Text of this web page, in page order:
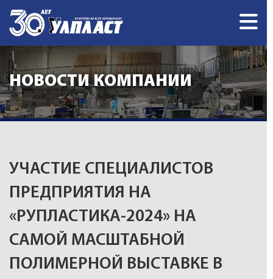
НОВОСТИ КОМПАНИИ
УЧАСТИЕ СПЕЦИАЛИСТОВ
ПРЕДПРИЯТИЯ НА
«РУПЛАСТИКА-2024» НА
САМОЙ МАСШТАБНОЙ
ПОЛИМЕРНОЙ ВЫСТАВКЕ В